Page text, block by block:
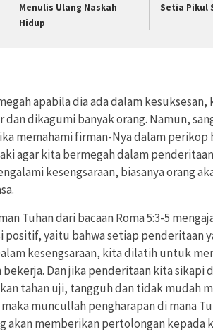
Menulis Ulang Naskah
Hidup
Setia Pikul
apabila dia ada dalam
dikagumi banyak orang. Namun,
memahami firman-Nya dalam perikop
agar kita bermegah dalam
kesengsaraan, biasanya orang
Tuhan dari bacaan Roma 5:3-5
positif, yaitu bahwa setiap penderitaan
kesengsaraan, kita dilatih untuk
Dan jika penderitaan kita sikapi
tahan uji, tangguh dan tidak mudah
muncullah pengharapan di mana
akan memberikan pertolongan kepada